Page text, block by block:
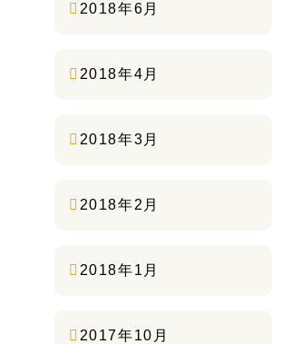
2018年6月
2018年4月
2018年3月
2018年2月
2018年1月
2017年10月